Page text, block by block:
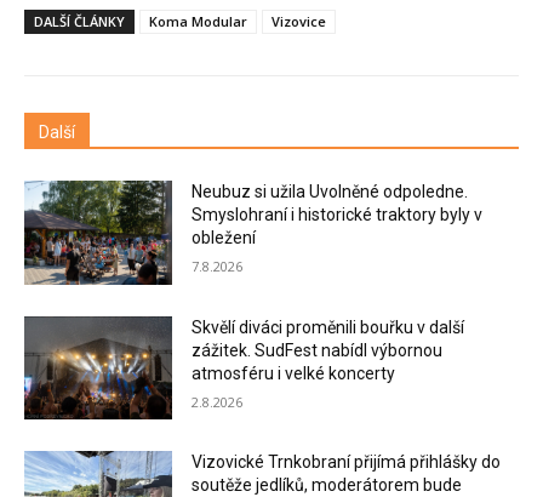
DALŠÍ ČLÁNKY Koma Modular Vizovice
Další
Neubuz si užila Uvolněné odpoledne.
Smyslohraní i historické traktory byly v
obležení
7.8.2026
Skvělí diváci proměnili bouřku v další
zážitek. SudFest nabídl výbornou
atmosféru i velké koncerty
2.8.2026
Vizovické Trnkobraní přijímá přihlášky do
soutěže jedlíků, moderátorem bude